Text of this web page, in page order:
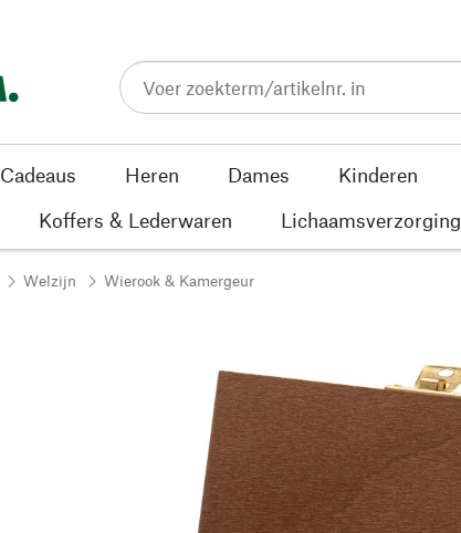
Cadeaus Heren Dames Kinderen
Koffers & Lederwaren
Lichaamsverzorging
Welzijn Wierook & Kamergeur